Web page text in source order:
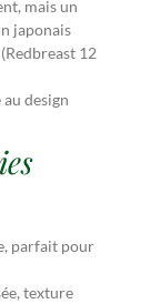
mais un
japonais
12
design
parfait pour
texture